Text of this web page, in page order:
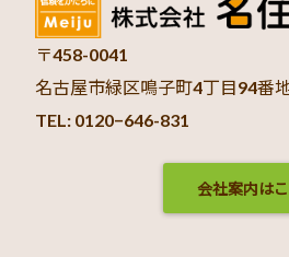
〒458-0041
名古屋市緑区鳴子町4丁目94番
TEL: 0120−646-831
会社案内は